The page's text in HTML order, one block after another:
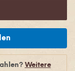
Weitere